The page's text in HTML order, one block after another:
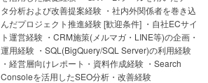
タ分析および改善提案経験 ・社内外関係者を巻き込
んだプロジェクト推進経験 [歓迎条件] ・自社ECサイ
ト運営経験 ・CRM施策(メルマガ・LINE等)の企画・
運用経験 ・SQL(BigQuery/SQL Server)の利用経験
・経営層向けレポート・資料作成経験 ・Search
Consoleを活用したSEO分析・改善経験